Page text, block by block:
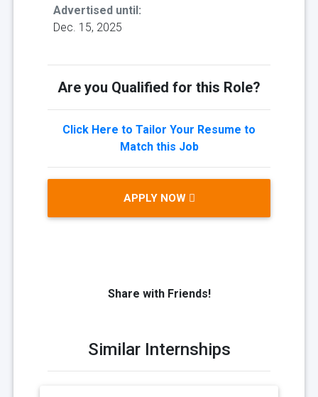
Advertised until:
Dec. 15, 2025
Are you Qualified for this Role?
Click Here to Tailor Your Resume to
Match this Job
APPLY NOW
Share with Friends!
Similar Internships